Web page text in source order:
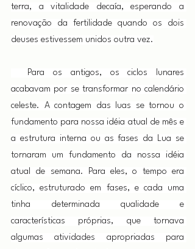
terra, a vitalidade decaía, esperando a
renovação da fertilidade quando os dois
deuses estivessem unidos outra vez.
Para os antigos, os ciclos lunares
acabavam por se transformar no calendário
celeste. A contagem das luas se tornou o
fundamento para nossa idéia atual de mês e
a estrutura interna ou as fases da Lua se
tornaram um fundamento da nossa idéia
atual de semana. Para eles, o tempo era
cíclico, estruturado em fases, e cada uma
tinha determinada qualidade e
características próprias, que tornava
algumas atividades apropriadas para